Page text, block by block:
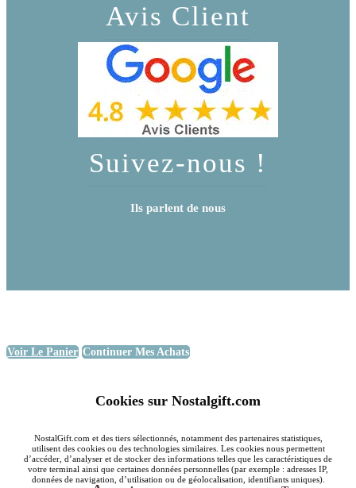
Avis Client
Suivez-nous !
Ils parlent de nous
Voir Le Panier Continuer Mes Achats
Cookies sur Nostalgift.com
NostalGift.com et des tiers sélectionnés, notamment des partenaires statistiques,
utilisent des cookies ou des technologies similaires. Les cookies nous permettent
d’accéder, d’analyser et de stocker des informations telles que les caractéristiques de
votre terminal ainsi que certaines données personnelles (par exemple : adresses IP,
données de navigation, d’utilisation ou de géolocalisation, identifiants uniques).